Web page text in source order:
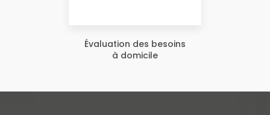
Évaluation des besoins
à domicile